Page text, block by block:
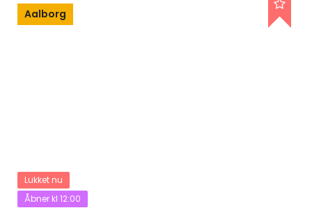
Aalborg
Lukket nu
Åbner kl 12:00